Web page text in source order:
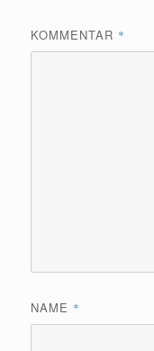
KOMMENTAR *
NAME *